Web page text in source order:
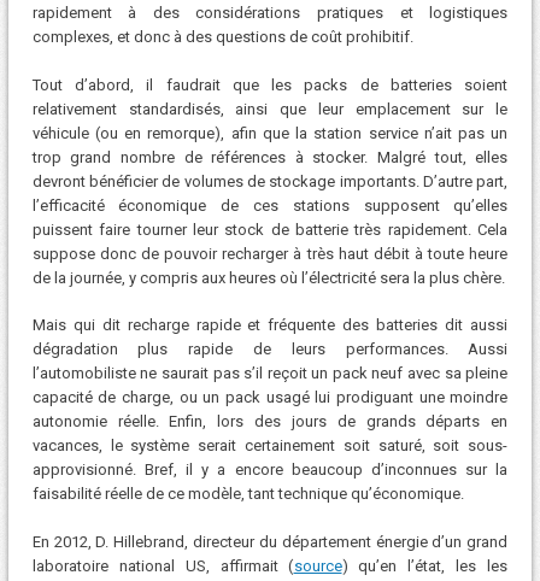
rapidement à des considérations pratiques et logistiques
complexes, et donc à des questions de coût prohibitif.
Tout d’abord, il faudrait que les packs de batteries soient
relativement standardisés, ainsi que leur emplacement sur le
véhicule (ou en remorque), afin que la station service n’ait pas un
trop grand nombre de références à stocker. Malgré tout, elles
devront bénéficier de volumes de stockage importants. D’autre part,
l’efficacité économique de ces stations supposent qu’elles
puissent faire tourner leur stock de batterie très rapidement. Cela
suppose donc de pouvoir recharger à très haut débit à toute heure
de la journée, y compris aux heures où l’électricité sera la plus chère.
Mais qui dit recharge rapide et fréquente des batteries dit aussi
dégradation plus rapide de leurs performances. Aussi
l’automobiliste ne saurait pas s’il reçoit un pack neuf avec sa pleine
capacité de charge, ou un pack usagé lui prodiguant une moindre
autonomie réelle. Enfin, lors des jours de grands départs en
vacances, le système serait certainement soit saturé, soit sous-
approvisionné. Bref, il y a encore beaucoup d’inconnues sur la
faisabilité réelle de ce modèle, tant technique qu’économique.
En 2012, D. Hillebrand, directeur du département énergie d’un grand
laboratoire national US, affirmait (source) qu’en l’état, les les